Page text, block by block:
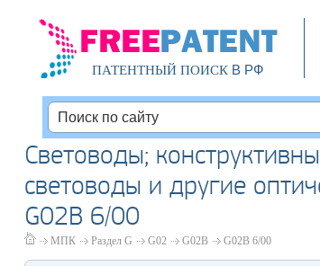
ПАТЕНТНЫЙ ПОИСКВ РФ
Световоды;
световоды и другие
G02B 6/00
МПК Раздел G G02 G02B G02B 6/00